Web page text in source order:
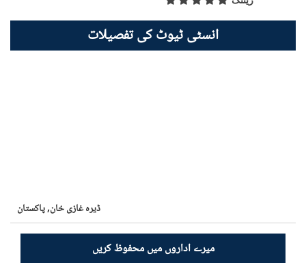
انسٹی ٹیوٹ کی تفصیلات
ڈیرہ غازی خان,پاکستان
میرے اداروں میں محفوظ کریں